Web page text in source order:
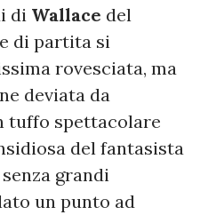
di Wallace del
di partita si
rovesciata, ma
deviata da
tuffo spettacolare
del fantasista
grandi
un punto ad